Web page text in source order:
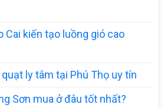
Cai kiến tạo luồng gió cao
ly tâm tại Phú Thọ uy tín
Sơn mua ở đâu tốt nhất?